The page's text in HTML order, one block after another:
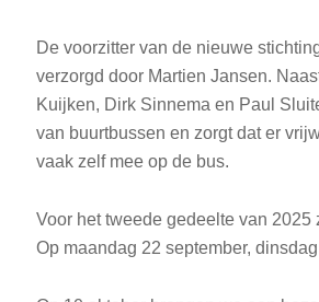
De voorzitter van de nieuwe
verzorgd door Martien Jansen.
Kuijken, Dirk Sinnema en Paul
van buurtbussen en zorgt dat er
vaak zelf mee op de bus.
Voor het tweede gedeelte van
Op maandag 22 september,